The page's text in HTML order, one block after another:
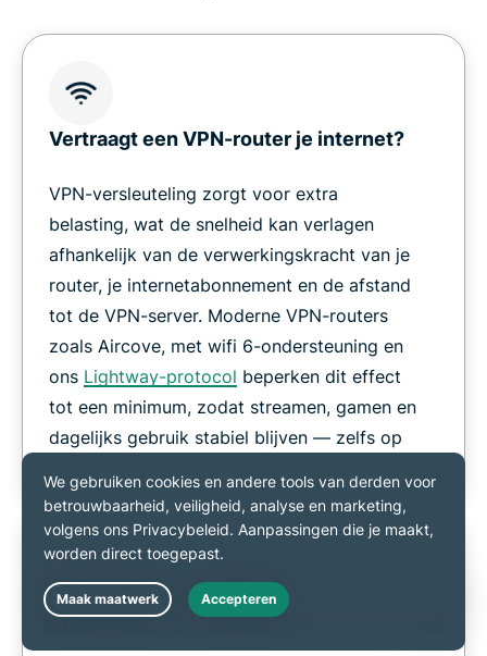
Vertraagt een VPN-router je internet?
VPN-versleuteling zorgt voor extra
belasting, wat de snelheid kan verlagen
afhankelijk van de verwerkingskracht van je
router, je internetabonnement en de afstand
tot de VPN-server. Moderne VPN-routers
zoals Aircove, met wifi 6-ondersteuning en
ons Lightway-protocol beperken dit effect
tot een minimum, zodat streamen, gamen en
dagelijks gebruik stabiel blijven — zelfs op
Kun je op een router eenvoudig van